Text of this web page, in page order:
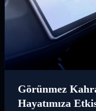
Görünmez
Hayatımıza